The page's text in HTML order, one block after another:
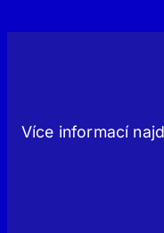
Více informací